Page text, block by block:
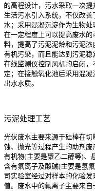
的高程设计，污水采取一次
生活污水引入系统，不仅改
水；采用混凝沉淀作为生物
在一定程度上可以提高废水
料，提高了污泥泥龄和污泥
有机污染，而且能达到污泥
在线监测仪控制风机的启闭
定；在接触氧化池后采用混
出水水质。
污泥处理工艺
光伏废水主要来源于硅棒在
蚀、抛光等过程产生的助剂废
有机物(主要是聚乙二醇等)、
含有氟离子及酸碱(主要是氢
司实验室经过对样本的化验
值。废水中的氟离子主要来